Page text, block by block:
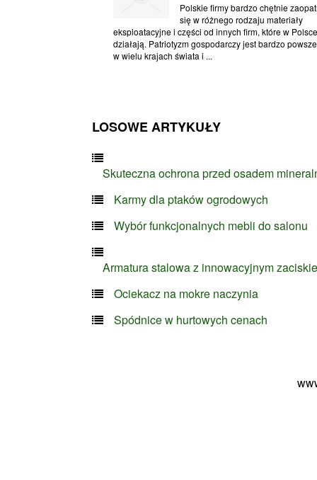
Polskie firmy bardzo chętnie
się w różnego rodzaju materiały
eksploatacyjne i części od innych firm, które w Polsce
działają. Patriotyzm gospodarczy jest bardzo
w wielu krajach świata i ...
LOSOWE ARTYKUŁY
Skuteczna ochrona przed osadem
Karmy dla ptaków ogrodowych
Wybór funkcjonalnych mebli do salonu
Armatura stalowa z innowacyjnym
Ociekacz na mokre naczynia
Spódnice w hurtowych cenach